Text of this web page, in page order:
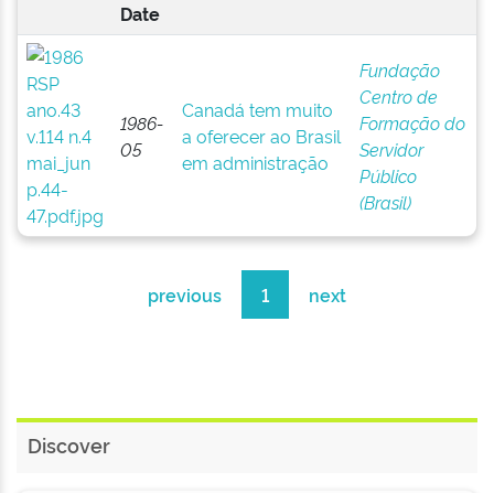
Date
1986-
05
Canadá tem muito
a oferecer ao Brasil
em administração
Fundação
Centro de
Formação do
Servidor
Público
(Brasil)
previous 1 next
Discover